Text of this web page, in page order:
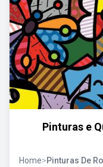
Pinturas e
Home>Pinturas De